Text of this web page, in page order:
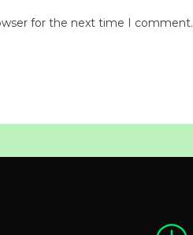
for the next time I comment.